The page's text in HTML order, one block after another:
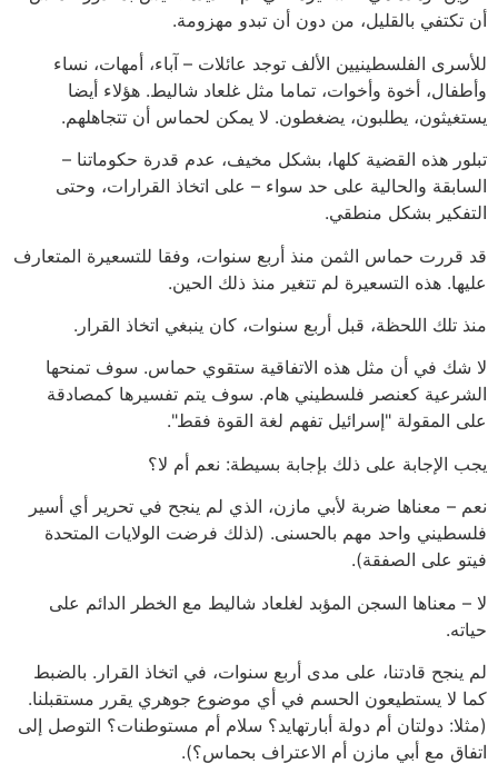
أن تكتفي بالقليل، من دون أن تبدو مهزومة.
للأسرى الفلسطينيين الألف توجد عائلات – آباء، أمهات، نساء
وأطفال، أخوة وأخوات، تماما مثل غلعاد شاليط. هؤلاء أيضا
يستغيثون، يطلبون، يضغطون. لا يمكن لحماس أن تتجاهلهم.
تبلور هذه القضية كلها، بشكل مخيف، عدم قدرة حكوماتنا –
السابقة والحالية على حد سواء – على اتخاذ القرارات، وحتى
التفكير بشكل منطقي.
قد قررت حماس الثمن منذ أربع سنوات، وفقا للتسعيرة المتعارف
عليها. هذه التسعيرة لم تتغير منذ ذلك الحين.
منذ تلك اللحظة، قبل أربع سنوات، كان ينبغي اتخاذ القرار.
لا شك في أن مثل هذه الاتفاقية ستقوي حماس. سوف تمنحها
الشرعية كعنصر فلسطيني هام. سوف يتم تفسيرها كمصادقة
على المقولة "إسرائيل تفهم لغة القوة فقط".
يجب الإجابة على ذلك بإجابة بسيطة: نعم أم لا؟
نعم – معناها ضربة لأبي مازن، الذي لم ينجح في تحرير أي أسير
فلسطيني واحد مهم بالحسنى. (لذلك فرضت الولايات المتحدة
فيتو على الصفقة).
لا – معناها السجن المؤبد لغلعاد شاليط مع الخطر الدائم على
حياته.
لم ينجح قادتنا، على مدى أربع سنوات، في اتخاذ القرار. بالضبط
كما لا يستطيعون الحسم في أي موضوع جوهري يقرر مستقبلنا.
(مثلا: دولتان أم دولة أبارتهايد؟ سلام أم مستوطنات؟ التوصل إلى
اتفاق مع أبي مازن أم الاعتراف بحماس؟).